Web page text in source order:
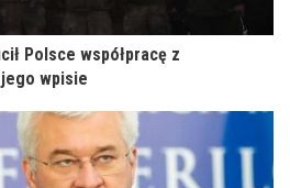
Polsce współpracę z
wpisie